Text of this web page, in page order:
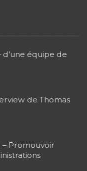
équipe de
de Thomas
– Promouvoir